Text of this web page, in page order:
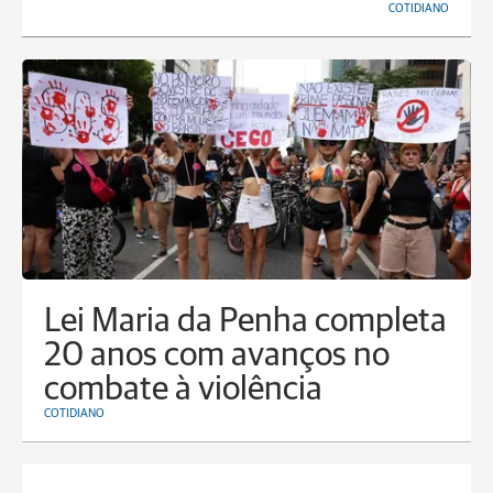
COTIDIANO
Lei Maria da Penha completa
20 anos com avanços no
combate à violência
COTIDIANO